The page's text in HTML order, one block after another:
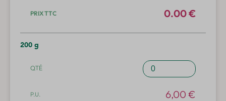
biodynamique
0.00 €
200 g
quantité
de
6,00 €